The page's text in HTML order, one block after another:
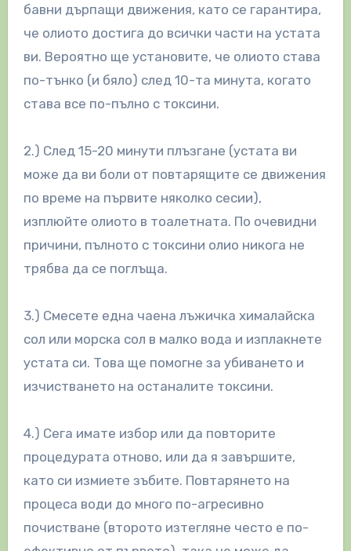
бавни дърпащи движения, като се гарантира,
че олиото достига до всички части на устата
ви. Вероятно ще установите, че олиото става
по-тънко (и бяло) след 10-та минута, когато
става все по-пълно с токсини.
2.) След 15-20 минути плъзгане (устата ви
може да ви боли от повтарящите се движения
по време на първите няколко сесии),
изплюйте олиото в тоалетната. По очевидни
причини, пълното с токсини олио никога не
трябва да се поглъща.
3.) Смесете една чаена лъжичка хималайска
сол или морска сол в малко вода и изплакнете
устата си. Това ще помогне за убиването и
изчистването на останалите токсини.
4.) Сега имате избор или да повторите
процедурата отново, или да я завършите,
като си измиете зъбите. Повтарянето на
процеса води до много по-агресивно
почистване (второто изтегляне често е по-